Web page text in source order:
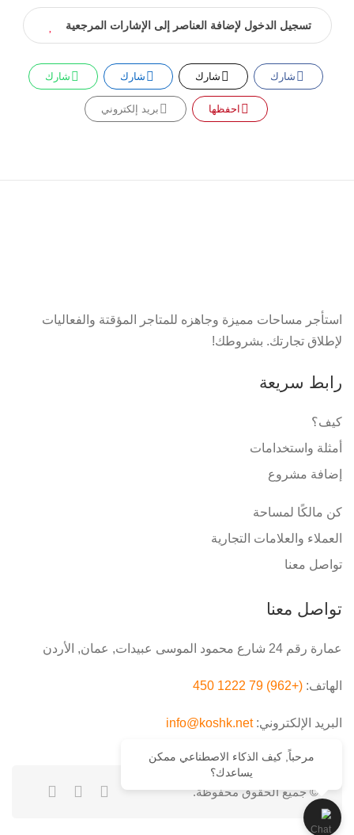
تسجيل الدخول لإضافة العناصر إلى الإشارات المرجعية
شارك شارك شارك شارك
احفظها بريد إلكتروني
استأجر مساحات مميزة وجاهزه للمتاجر المؤقتة والفعاليات
لإطلاق تجارتك. بشروطك!
رابط سريعة
كيف؟
أمثلة واستخدامات
إضافة مشروع
كن مالكًا لمساحة
العملاء والعلامات التجارية
تواصل معنا
تواصل معنا
عمارة رقم 24 شارع محمود الموسى عبيدات, عمان, الأردن
الهاتف: (+962) 79 1222 450
البريد الإلكتروني:info@koshk.net
© جميع الحقوق محفوظة.
مرحباً, كيف الذكاء الاصطناعي ممكن
يساعدك؟